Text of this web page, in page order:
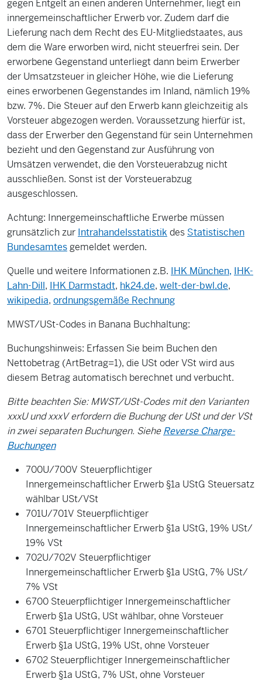
gegen Entgelt an einen anderen Unternehmer, liegt ein
innergemeinschaftlicher Erwerb vor. Zudem darf die
Lieferung nach dem Recht des EU-Mitgliedstaates, aus
dem die Ware erworben wird, nicht steuerfrei sein. Der
erworbene Gegenstand unterliegt dann beim Erwerber
der Umsatzsteuer in gleicher Höhe, wie die Lieferung
eines erworbenen Gegenstandes im Inland, nämlich 19%
bzw. 7%. Die Steuer auf den Erwerb kann gleichzeitig als
Vorsteuer abgezogen werden. Voraussetzung hierfür ist,
dass der Erwerber den Gegenstand für sein Unternehmen
bezieht und den Gegenstand zur Ausführung von
Umsätzen verwendet, die den Vorsteuerabzug nicht
ausschließen. Sonst ist der Vorsteuerabzug
ausgeschlossen.
Achtung: Innergemeinschaftliche Erwerbe müssen
grunsätzlich zur Intrahandelsstatistik des Statistischen
Bundesamtesgemeldet werden.
Quelle und weitere Informationen z.B. IHK München, IHK-
Lahn-Dill, IHK Darmstadt, hk24.de, welt-der-bwl.de,
wikipedia, ordnungsgemäße Rechnung
MWST/USt-Codes in Banana Buchhaltung:
Buchungshinweis: Erfassen Sie beim Buchen den
Nettobetrag (ArtBetrag=1), die USt oder VSt wird aus
diesem Betrag automatisch berechnet und verbucht.
Bitte beachten Sie: MWST/USt-Codes mit den Varianten
xxxU und xxxV erfordern die Buchung der USt und der VSt
in zwei separaten Buchungen. SieheReverse Charge-
Buchungen
700U/700V Steuerpflichtiger
Innergemeinschaftlicher Erwerb §1a UStG Steuersatz
wählbar USt/VSt
701U/701V Steuerpflichtiger
Innergemeinschaftlicher Erwerb §1a UStG, 19% USt/
19% VSt
702U/702V Steuerpflichtiger
Innergemeinschaftlicher Erwerb §1a UStG, 7% USt/
7% VSt
6700 Steuerpflichtiger Innergemeinschaftlicher
Erwerb §1a UStG, USt wählbar, ohne Vorsteuer
6701 Steuerpflichtiger Innergemeinschaftlicher
Erwerb §1a UStG, 19% USt, ohne Vorsteuer
6702 Steuerpflichtiger Innergemeinschaftlicher
Erwerb §1a UStG, 7% USt, ohne Vorsteuer